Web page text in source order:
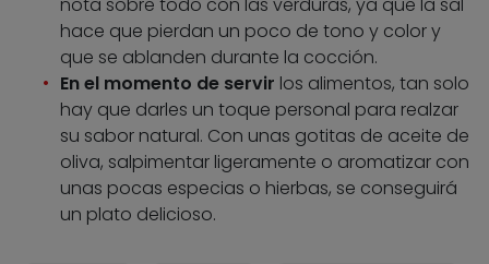
nota sobre todo con las verduras, ya que la sal
hace que pierdan un poco de tono y color y
que se ablanden durante la cocción.
En el momento de servir los alimentos, tan solo
hay que darles un toque personal para realzar
su sabor natural. Con unas gotitas de aceite de
oliva, salpimentar ligeramente o aromatizar con
unas pocas especias o hierbas, se conseguirá
un plato delicioso.